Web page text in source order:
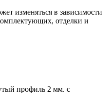
изменяться в зависимости
отделки и
профиль 2 мм. с